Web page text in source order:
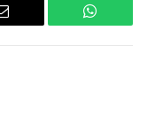
Email